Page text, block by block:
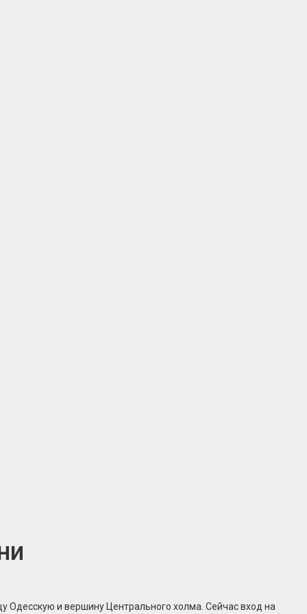
Одесскую и вершину Центрального холма. Сейчас вход на